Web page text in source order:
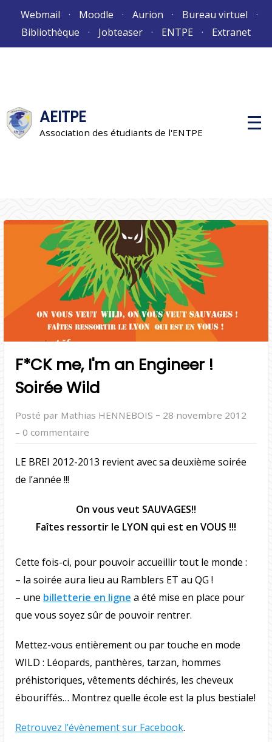
Webmail Moodle Aurion
Bureau virtuel
Bibliothèque
Jobteaser ENTPE Extranet
AEITPE
Association des étudiants de l'ENTPE
M
e
p
a
F*CK me, I'm an Engineer !
Soirée Wild
Posté par Mathias HENNEBOIS – 28 novembre 2012
– 0 commentaire
LE BREI 2012-2013 revient avec sa deuxième soirée
de l’année !!!
On vous veut SAUVAGES!!
Faîtes ressortir le LYON qui est en VOUS !!!
Cette fois-ci, pour pouvoir accueillir tout le monde :
– la soirée aura lieu au Ramblers ET au QG !
– une billetterie en ligne a été mise en place pour
que vous soyez sûr de pouvoir rentrer.
Mettez-vous entièrement ou par touche en mode
WILD : Léopards, panthères, tarzan, hommes
préhistoriques, vêtements déchirés, les cheveux
ébouriffés… Montrez quelle école est la plus bestiale!
Retrouvez l’évènement sur Facebook.